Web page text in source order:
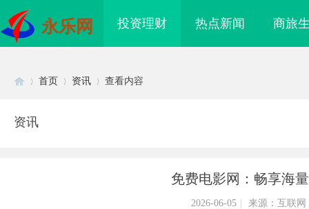
永乐网 投资理财 热点新闻 商旅
首页 资讯 查看内容
资讯
免费电影网：畅享海
2026-06-05 来源：互联网